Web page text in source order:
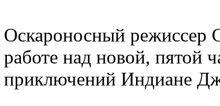
Оскароносный режиссер
работе над новой, пятой
приключений Индиане